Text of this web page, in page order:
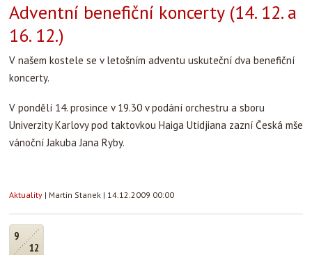
Adventní benefiční koncerty (14. 12. a
16. 12.)
V našem kostele se v letošním adventu uskuteční dva benefiční
koncerty.
V pondělí 14. prosince v 19.30 v podání orchestru a sboru
Univerzity Karlovy pod taktovkou Haiga Utidjiana zazní Česká mše
vánoční Jakuba Jana Ryby.
Aktuality | Martin Stanek | 14.12.2009 00:00
9
12